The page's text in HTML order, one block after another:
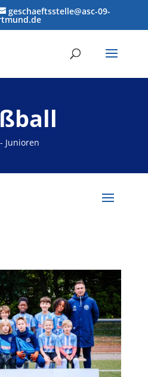
geschaeftsstelle@asc-09-
Junioren